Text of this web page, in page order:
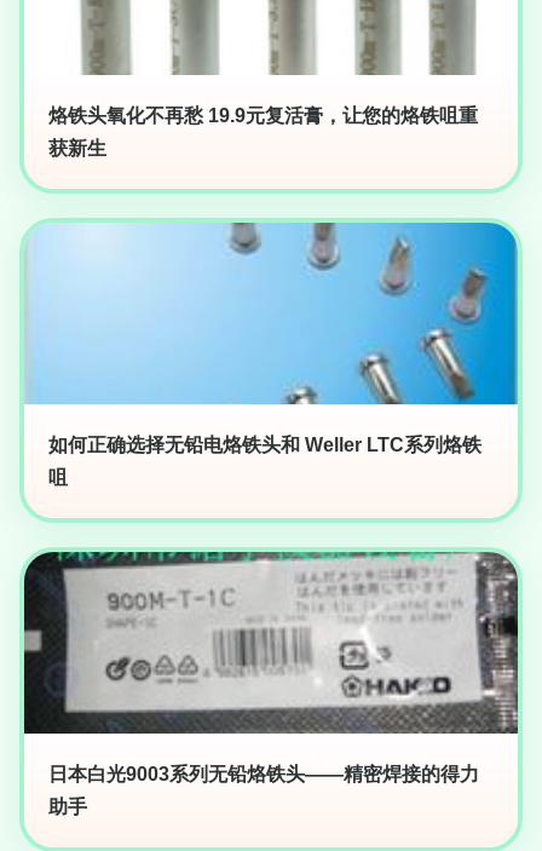
烙铁头氧化不再愁 19.9元复活膏，让您的烙铁咀重
获新生
如何正确选择无铅电烙铁头和 Weller LTC系列烙铁
咀
日本白光9003系列无铅烙铁头——精密焊接的得力
助手